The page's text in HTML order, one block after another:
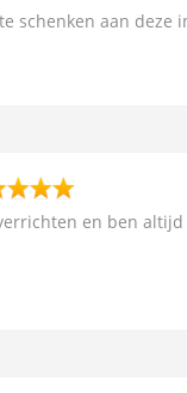
schenken aan deze
en ben